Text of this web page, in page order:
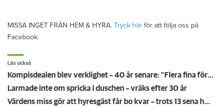
MISSA INGET FRÅN HEM & HYRA. Tryck här för att följa oss på
Facebook.
Läs också
Kompisdealen blev verklighet – 40 år senare: "Flera fina fördelar med att dela bostad"
Larmade inte om spricka i duschen – vräks efter 30 år
Värdens miss gör att hyresgäst får bo kvar – trots 13 sena hyror